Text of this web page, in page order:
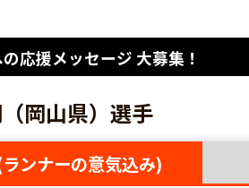
応援メッセージ 大募集！
岡山県）選手
ンナーの意気込み)